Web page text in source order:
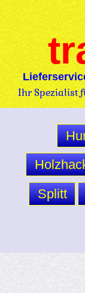
Ihr Spezialist
Splitt